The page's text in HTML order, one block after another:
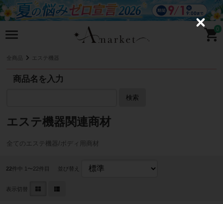
0
全商品 エステ機器
商品名を入力
検索
エステ機器関連商材
全てのエステ機器/ボディ用商材
22件中 1〜22件目 並び替え
表示切替
C